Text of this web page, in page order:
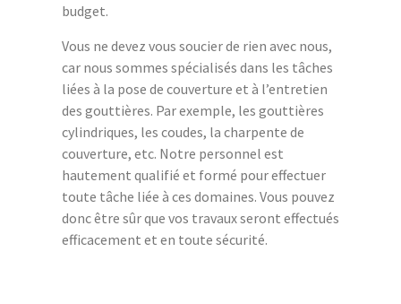
budget.
Vous ne devez vous soucier de rien avec nous,
car nous sommes spécialisés dans les tâches
liées à la pose de couverture et à l’entretien
des gouttières. Par exemple, les gouttières
cylindriques, les coudes, la charpente de
couverture, etc. Notre personnel est
hautement qualifié et formé pour effectuer
toute tâche liée à ces domaines. Vous pouvez
donc être sûr que vos travaux seront effectués
efficacement et en toute sécurité.